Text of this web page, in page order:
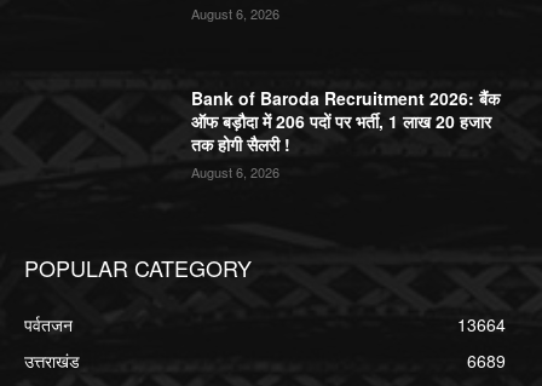
August 6, 2026
Bank of Baroda Recruitment 2026: बैंक
ऑफ बड़ौदा में 206 पदों पर भर्ती, 1 लाख 20 हजार
तक होगी सैलरी !
August 6, 2026
POPULAR CATEGORY
पर्वतजन
13664
उत्तराखंड
6689